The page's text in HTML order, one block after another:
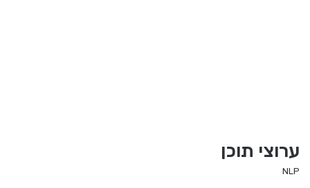
ערוצי תוכן
NLP